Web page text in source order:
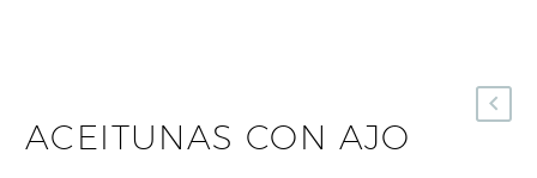
ACEITUNAS CON AJO